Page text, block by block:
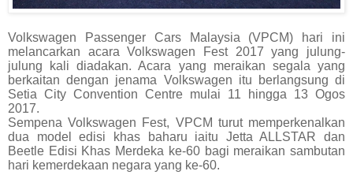
Volkswagen Passenger Cars Malaysia (VPCM) hari ini
melancarkan acara Volkswagen Fest 2017 yang julung-
julung kali diadakan. Acara yang meraikan segala yang
berkaitan dengan jenama Volkswagen itu berlangsung di
Setia City Convention Centre mulai 11 hingga 13 Ogos
2017.
Sempena Volkswagen Fest, VPCM turut memperkenalkan
dua model edisi khas baharu iaitu Jetta ALLSTAR dan
Beetle Edisi Khas Merdeka ke-60 bagi meraikan sambutan
hari kemerdekaan negara yang ke-60.